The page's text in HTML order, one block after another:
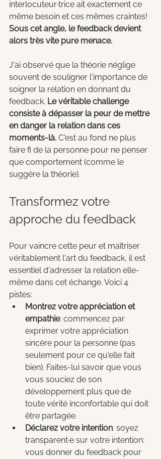
interlocuteur·trice ait exactement ce
même besoin et ces mêmes craintes!
Sous cet angle, le feedback devient
alors très vite pure menace.
J'ai observé que la théorie néglige
souvent de souligner l'importance de
soigner la relation en donnant du
feedback. Le véritable challenge
consiste à dépasser la peur de mettre
en danger la relation dans ces
moments-là. C'est au fond ne plus
faire fi de la personne pour ne penser
que comportement (comme le
suggère la théorie).
Transformez votre
approche du feedback
Pour vaincre cette peur et maîtriser
véritablement l'art du feedback, il est
essentiel d'adresser la relation elle-
même dans cet échange. Voici 4
pistes:
Montrez votre appréciation et
empathie: commencez par
exprimer votre appréciation
sincère pour la personne (pas
seulement pour ce qu'elle fait
bien). Faites-lui savoir que vous
vous souciez de son
développement plus que de
toute vérité inconfortable qui doit
être partagée.
Déclarez votre intention: soyez
transparent·e sur votre intention:
vous donner du feedback pour